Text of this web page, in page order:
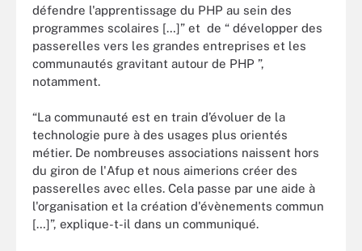
défendre l'apprentissage du PHP au sein des
programmes scolaires […]” et de “ développer des
passerelles vers les grandes entreprises et les
communautés gravitant autour de PHP ”,
notamment.
“La communauté est en train d’évoluer de la
technologie pure à des usages plus orientés
métier. De nombreuses associations naissent hors
du giron de l'Afup et nous aimerions créer des
passerelles avec elles. Cela passe par une aide à
l'organisation et la création d'évènements commun
[…]”, explique-t-il dans un communiqué.